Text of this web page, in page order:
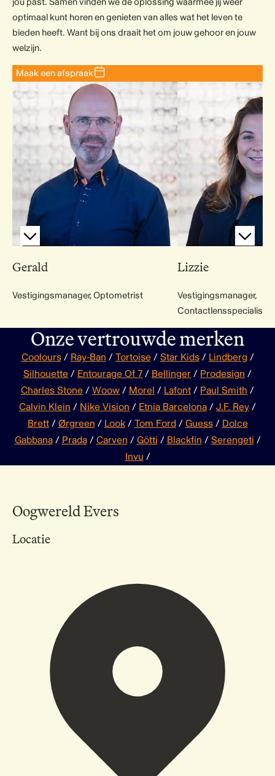
optimaal kunt horen en genieten van alles wat het leven te
bieden heeft. Want bij ons draait het om jouw gehoor en jouw
welzijn.
Maak een afspraak
Gerald
Vestigingsmanager, Optometrist
Lizzie
Vestigingsmanager,
Contactlensspecialist
Onze vertrouwde merken
Coolours/ Ray-Ban / Tortoise/ Star Kids/ Lindberg /
Silhouette / Entourage Of 7 / Bellinger / Prodesign /
Charles Stone / Woow / Morel / Lafont / Paul Smith /
Calvin Klein / Nike Vision / Etnia Barcelona / J.F. Rey /
Brett/ Ørgreen / Look/ Tom Ford/ Guess/ Dolce
Gabbana/ Prada/ Carven / Götti / Blackfin / Serengeti /
Invu /
Oogwereld Evers
Locatie